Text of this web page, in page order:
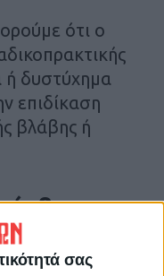
σας
ότι ο
ή δυστύχημα
επιδίκαση
βλάβης ή
στο